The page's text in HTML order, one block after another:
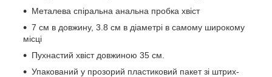
Металева спіральна анальна пробка хвіст
7 см в довжину, 3.8 см в діаметрі в самому широкому
місці
Пухнастий хвіст довжиною 35 см.
Упакований у прозорий пластиковий пакет зі штрих-